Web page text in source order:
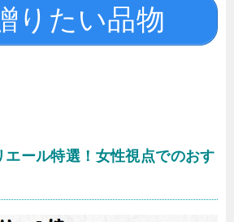
りたい品物
エール特選！女性視点でのおす